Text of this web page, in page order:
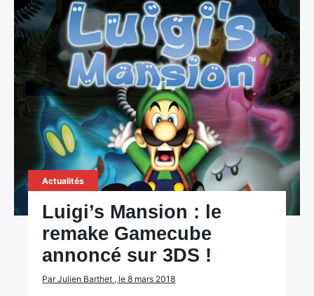
Actualités
Luigi’s Mansion : le
remake Gamecube
annoncé sur 3DS !
Par Julien Barthet , le 8 mars 2018